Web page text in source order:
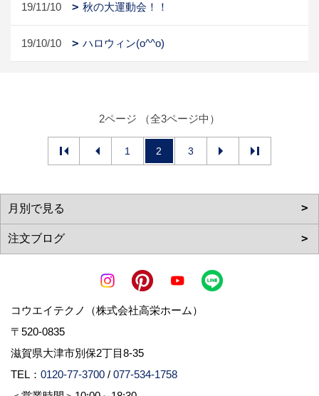
19/11/10 秋の大運動会！！
19/10/10 ハロウィン(o^^o)
2ページ （全3ページ中）
1 2 3
コウエイテクノ（株式会社高栄ホーム）
〒520-0835
滋賀県大津市別保2丁目8-35
TEL： 0120-77-3700 / 077-534-1758